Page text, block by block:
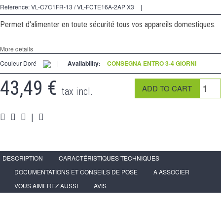
accessori
Pièces
Media
Reference:VL-C7C1FR-13 / VL-FCTE16A-2AP X3 |
Permet d'alimenter en toute sécurité tous vos appareils domestiques.
More details
Couleur Doré
| Availability: CONSEGNA ENTRO 3-4 GIORNI
43,49 € tax incl.
|
DESCRIPTION
CARACTÉRISTIQUES TECHNIQUES
DOCUMENTATIONS ET CONSEILS DE POSE
A ASSOCIER
VOUS AIMEREZ AUSSI
AVIS